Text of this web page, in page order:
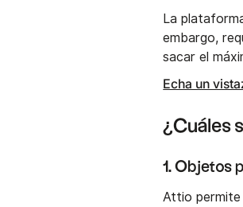
La
embargo,
sacar el
Echa un
¿Cuáles
1. Objetos
Attio